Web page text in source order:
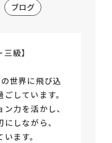
ブログ
級】
世界に飛び込
しています。
力を活かし、
しながら、
ます。